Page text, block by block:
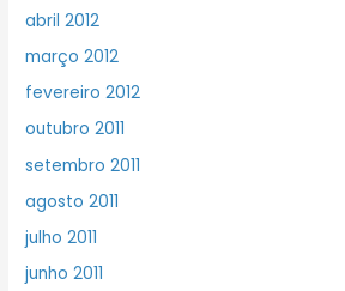
abril 2012
março 2012
fevereiro 2012
outubro 2011
setembro 2011
agosto 2011
julho 2011
junho 2011